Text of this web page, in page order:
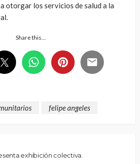
otorgar los servicios de salud a la
Share this…
felipe angeles
exhibición colectiva.